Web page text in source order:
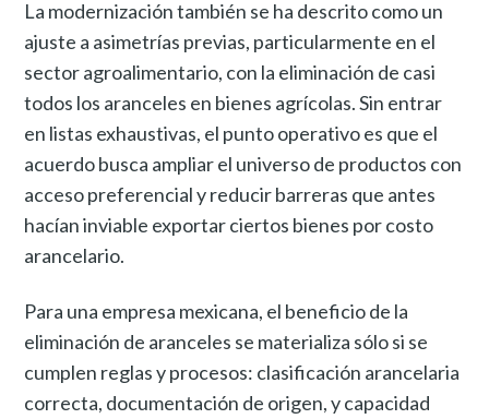
La modernización también se ha descrito como un
ajuste a asimetrías previas, particularmente en el
sector agroalimentario, con la eliminación de casi
todos los aranceles en bienes agrícolas. Sin entrar
en listas exhaustivas, el punto operativo es que el
acuerdo busca ampliar el universo de productos con
acceso preferencial y reducir barreras que antes
hacían inviable exportar ciertos bienes por costo
arancelario.
Para una empresa mexicana, el beneficio de la
eliminación de aranceles se materializa sólo si se
cumplen reglas y procesos: clasificación arancelaria
correcta, documentación de origen, y capacidad